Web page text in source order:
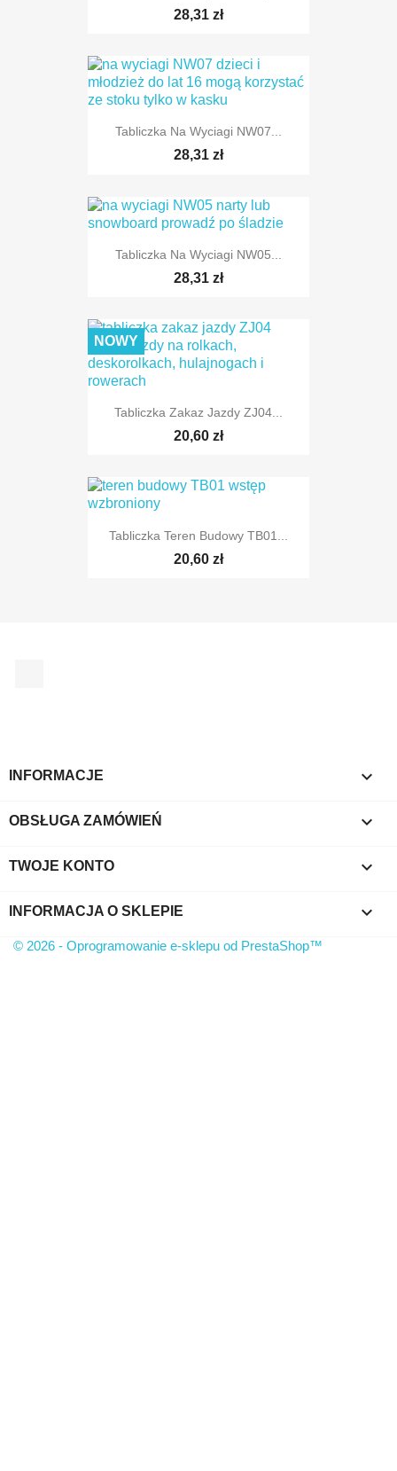
28,31 zł
Tabliczka Na Wyciagi NW07...
28,31 zł
Tabliczka Na Wyciagi NW05...
28,31 zł
Tabliczka Zakaz Jazdy ZJ04...
20,60 zł
NOWY
Tabliczka Teren Budowy TB01...
20,60 zł
INFORMACJE 
OBSŁUGA ZAMÓWIEŃ 
TWOJE KONTO 
INFORMACJA O SKLEPIE keyboard_arrow_down
© 2026 - Oprogramowanie e-sklepu od PrestaShop™